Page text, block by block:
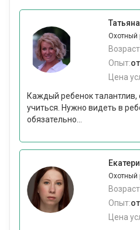
Охотный
Опыт:
Цена
Каждый ребенок талантлив,
учиться. Нужно видеть в
обязательно...
Охотный
Опыт:
Цена